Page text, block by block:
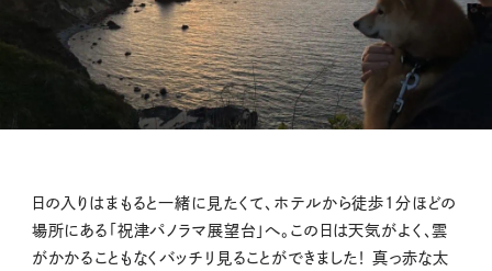
日の入りはまもると一緒に見たくて、ホテルから徒歩1分ほどの
場所にある「祝津パノラマ展望台」へ。この日は天気がよく、雲
がかかることもなくバッチリ見ることができました！ 真っ赤な太